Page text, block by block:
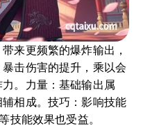
来更频繁的爆炸输出，
击伤害的提升，乘以会
。力量：基础输出属
相成。技巧：影响技能
技能效果也受益。